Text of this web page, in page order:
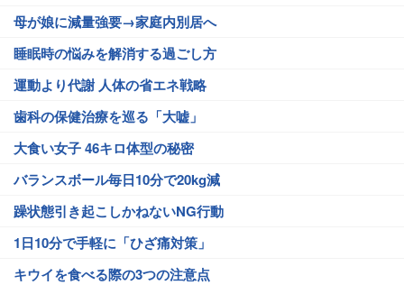
母が娘に減量強要→家庭内別居へ
睡眠時の悩みを解消する過ごし方
運動より代謝 人体の省エネ戦略
歯科の保健治療を巡る「大嘘」
大食い女子 46キロ体型の秘密
バランスボール毎日10分で20kg減
躁状態引き起こしかねないNG行動
1日10分で手軽に「ひざ痛対策」
キウイを食べる際の3つの注意点